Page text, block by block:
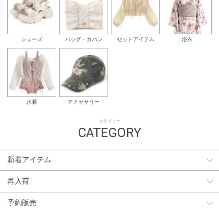
シューズ バッグ・カバン セットアイテム 浴衣
水着 アクセサリー
カテゴリー
CATEGORY
新着アイテム
再入荷
予約販売